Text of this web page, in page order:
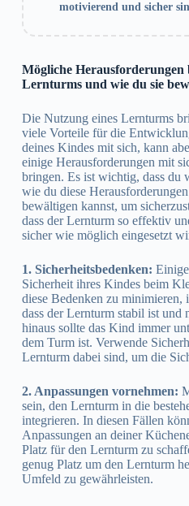
motivierend und sicher
Mögliche Herausforderungen
Lernturms und wie du sie
Die Nutzung eines Lernturms
viele Vorteile für die
deines Kindes mit sich, kann
einige Herausforderungen mit
bringen. Es ist wichtig, dass du
wie du diese Herausforderungen
bewältigen kannst, um
dass der Lernturm so effektiv
sicher wie möglich eingesetzt
1. Sicherheitsbedenken:
Sicherheit ihres Kindes beim
diese Bedenken zu minimieren,
dass der Lernturm stabil ist
hinaus sollte das Kind immer
dem Turm ist. Verwende
Lernturm dabei sind, um die
2. Anpassungen vornehmen:
sein, den Lernturm in die
integrieren. In diesen Fällen
Anpassungen an deiner
Platz für den Lernturm zu
genug Platz um den Lernturm
Umfeld zu gewährleisten.